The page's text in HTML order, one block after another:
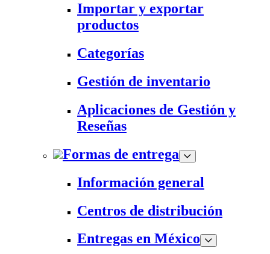
Importar y exportar
productos
Categorías
Gestión de inventario
Aplicaciones de Gestión y
Reseñas
Formas de entrega
Información general
Centros de distribución
Entregas en México